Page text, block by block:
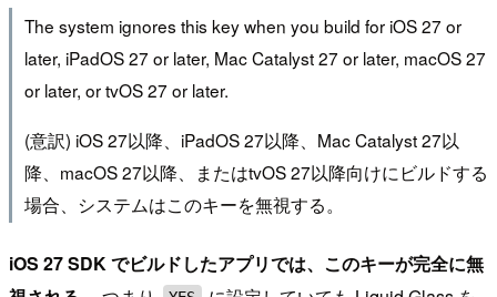
The system ignores this key when you build for iOS 27 or
later, iPadOS 27 or later, Mac Catalyst 27 or later, macOS 27
or later, or tvOS 27 or later.
(意訳) iOS 27以降、iPadOS 27以降、Mac Catalyst 27以
降、macOS 27以降、またはtvOS 27以降向けにビルドする
場合、システムはこのキーを無視する。
iOS 27 SDK でビルドしたアプリでは、このキーが完全に無